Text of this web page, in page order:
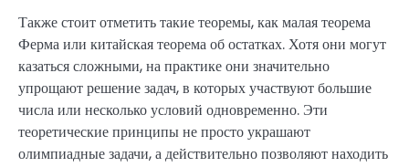
Также стоит отметить такие теоремы, как малая теорема
Ферма или китайская теорема об остатках. Хотя они могут
казаться сложными, на практике они значительно
упрощают решение задач, в которых участвуют большие
числа или несколько условий одновременно. Эти
теоретические принципы не просто украшают
олимпиадные задачи, а действительно позволяют находить